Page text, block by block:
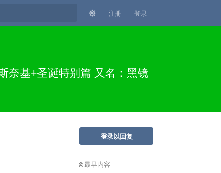
注册 登录
奈基+圣诞特别篇 又名：黑镜
登录以回复
最早内容